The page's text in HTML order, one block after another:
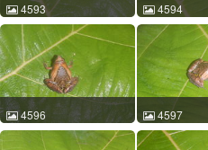
4593
花姬蛙 Microhyla pulchra
赵海鹏 2015-08-02
10:11:03 中国广西 ACM
id:4593
4594
花姬蛙
赵海鹏
10:11:08 中
id:4594
4596
花姬蛙 Microhyla pulchra
赵海鹏 2015-08-02
4597
花姬蛙
赵海鹏